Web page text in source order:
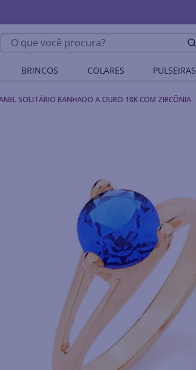
O que você procura?
BRINCOS COLARES PULSEIRAS
SOLITÁRIO BANHADO A OURO 18K COM ZIRCÔNIA